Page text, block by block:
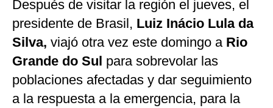
Después de visitar la región el jueves, el
presidente de Brasil, Luiz Inácio Lula da
Silva, viajó otra vez este domingo a Rio
Grande do Sul para sobrevolar las
poblaciones afectadas y dar seguimiento
a la respuesta a la emergencia, para la